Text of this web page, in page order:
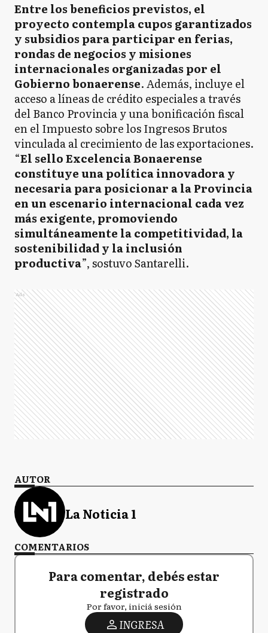
Entre los beneficios previstos, el
proyecto contempla cupos garantizados
y subsidios para participar en ferias,
rondas de negocios y misiones
internacionales organizadas por el
Gobierno bonaerense. Además, incluye el
acceso a líneas de crédito especiales a través
del Banco Provincia y una bonificación fiscal
en el Impuesto sobre los Ingresos Brutos
vinculada al crecimiento de las exportaciones.
“El sello Excelencia Bonaerense
constituye una política innovadora y
necesaria para posicionar a la Provincia
en un escenario internacional cada vez
más exigente, promoviendo
simultáneamente la competitividad, la
sostenibilidad y la inclusión
productiva”, sostuvo Santarelli.
Ads
AUTOR
La Noticia 1
COMENTARIOS
Para comentar, debés estar
registrado
Por favor, iniciá sesión
INGRESA